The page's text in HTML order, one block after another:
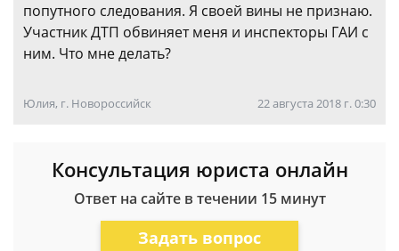
попутного следования. Я своей вины не признаю.
Участник ДТП обвиняет меня и инспекторы ГАИ с
ним. Что мне делать?
Юлия, г. Новороссийск 22 августа 2018 г. 0:30
Консультация юриста онлайн
Ответ на сайте в течении 15 минут
Задать вопрос